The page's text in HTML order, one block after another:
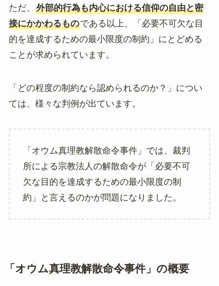
ただ、 外部的行為も内心における信仰の自由と密
接にかかわるものである以上、「必要不可欠な目
的を達成するための最小限度の制約」にとどめる
ことが求められています。
「どの程度の制約なら認められるのか？」につい
ては、様々な判例が出ています。
「オウム真理教解散命令事件」では、裁判
所による宗教法人の解散命令が「必要不可
欠な目的を達成するための最小限度の制
約」と言えるのかが問題になりました。
「オウム真理教解散命令事件」の概要